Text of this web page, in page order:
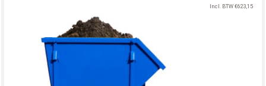
Incl. BTW €623,15